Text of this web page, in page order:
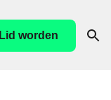
Lid worden